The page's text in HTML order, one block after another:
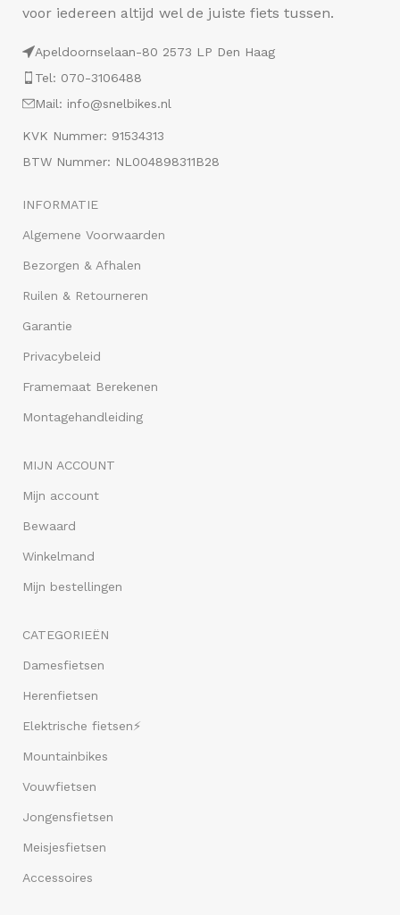
voor iedereen altijd wel de juiste fiets tussen.
Apeldoornselaan-80 2573 LP Den Haag
Tel: 070-3106488
Mail: info@snelbikes.nl
KVK Nummer: 91534313
BTW Nummer: NL004898311B28
INFORMATIE
Algemene Voorwaarden
Bezorgen & Afhalen
Ruilen & Retourneren
Garantie
Privacybeleid
Framemaat Berekenen
Montagehandleiding
MIJN ACCOUNT
Mijn account
Bewaard
Winkelmand
Mijn bestellingen
CATEGORIEËN
Damesfietsen
Herenfietsen
Elektrische fietsen⚡
Mountainbikes
Vouwfietsen
Jongensfietsen
Meisjesfietsen
Accessoires